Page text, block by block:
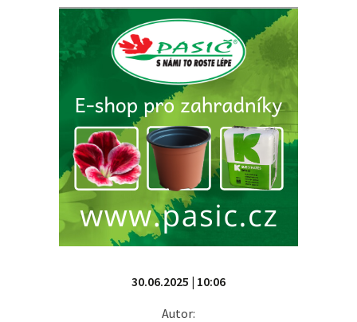
30.06.2025 | 10:06
Autor: